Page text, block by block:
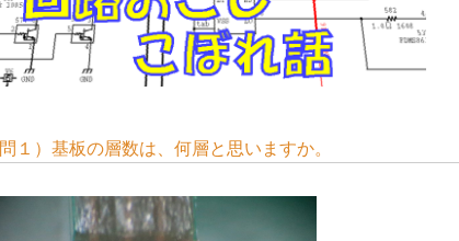
問１）基板の層数は、何層と思いますか。